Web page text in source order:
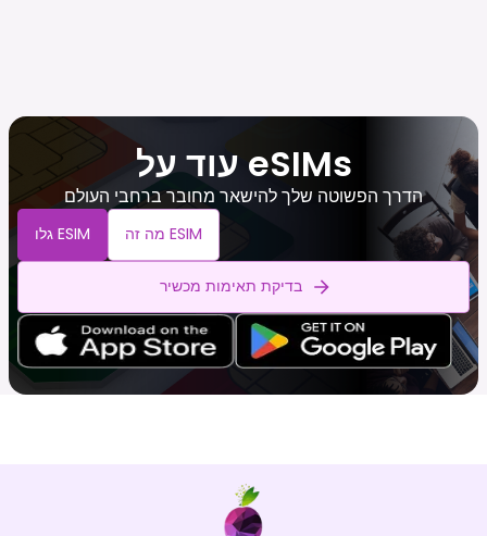
עוד על eSIMs
הדרך הפשוטה שלך להישאר מחובר ברחבי העולם
גלו ESIM מה זה ESIM
בדיקת תאימות מכשיר